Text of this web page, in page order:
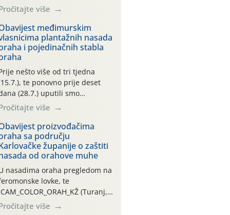
prije zamračivanja u proteklom
smo mjesecu tri puta upućivali
o preventivnim
zaštite krizantema od
uzročnika bolesti,
i fito-fagnih grinja (23.7.,
06.7.)! Na početku ovog
je zabilježeno je
i ekstremno vruće
razdoblje, uz
temperature […]
više
međimurskim
plantažnih nasada
i pojedinačnih stabla
nešto više od tri tjedna
te ponovno prije deset
(28.7.) uputili smo
vlasnicima plantažnih
nasada oraha i pojedinačnih
o početku leta i
potrebi usmjerenog
orahove muhe
completa)! Već
dana traje drugi
“toplinski udar”, koji
naročito izražen zadnja šest
(31.7.-05.8.), jer najviše
zraka svakodnevno
više
proizvođačima
sa području
županije o zaštiti
od orahove muhe
nasadima oraha pregledom na
lovke, te
CAM_COLOR_ORAH_KŽ (Turanj,
zabilježena je mala
više